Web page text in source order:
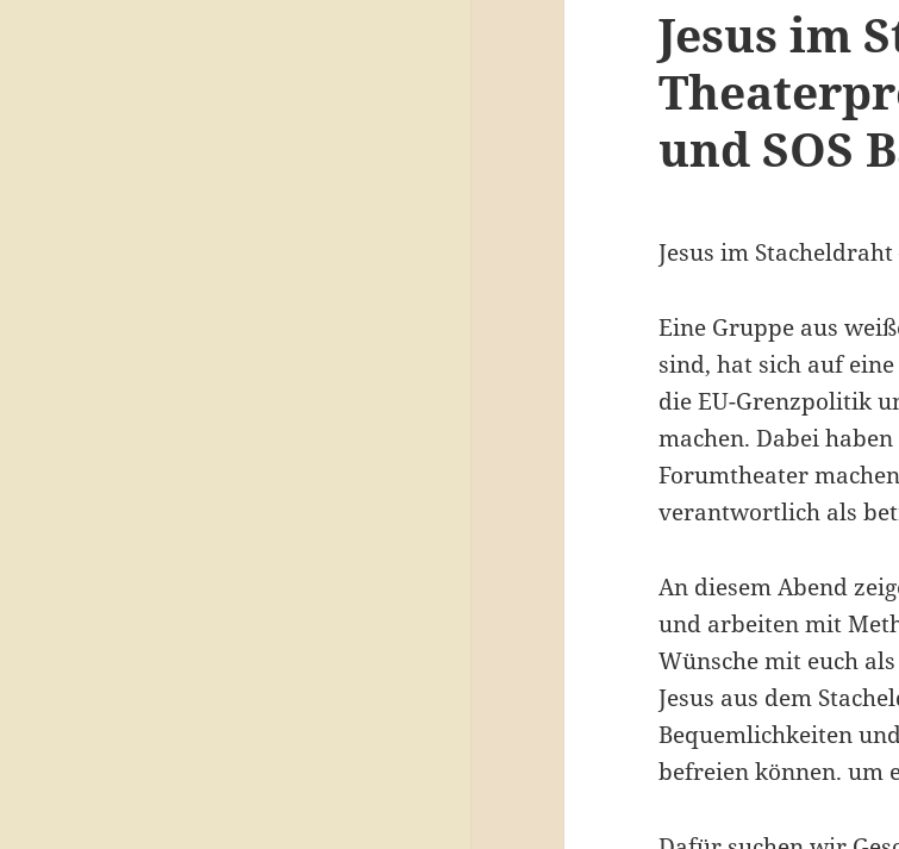
Jesus im
und SOS
Jesus im
Eine Gruppe aus
sind, hat sich auf
die EU-Grenzpolitik
machen. Dabei
Forumtheater
verantwortlich als
An diesem Abend
und arbeiten mit
Wünsche mit euch
Jesus aus dem
Bequemlichkeiten
befreien können. um